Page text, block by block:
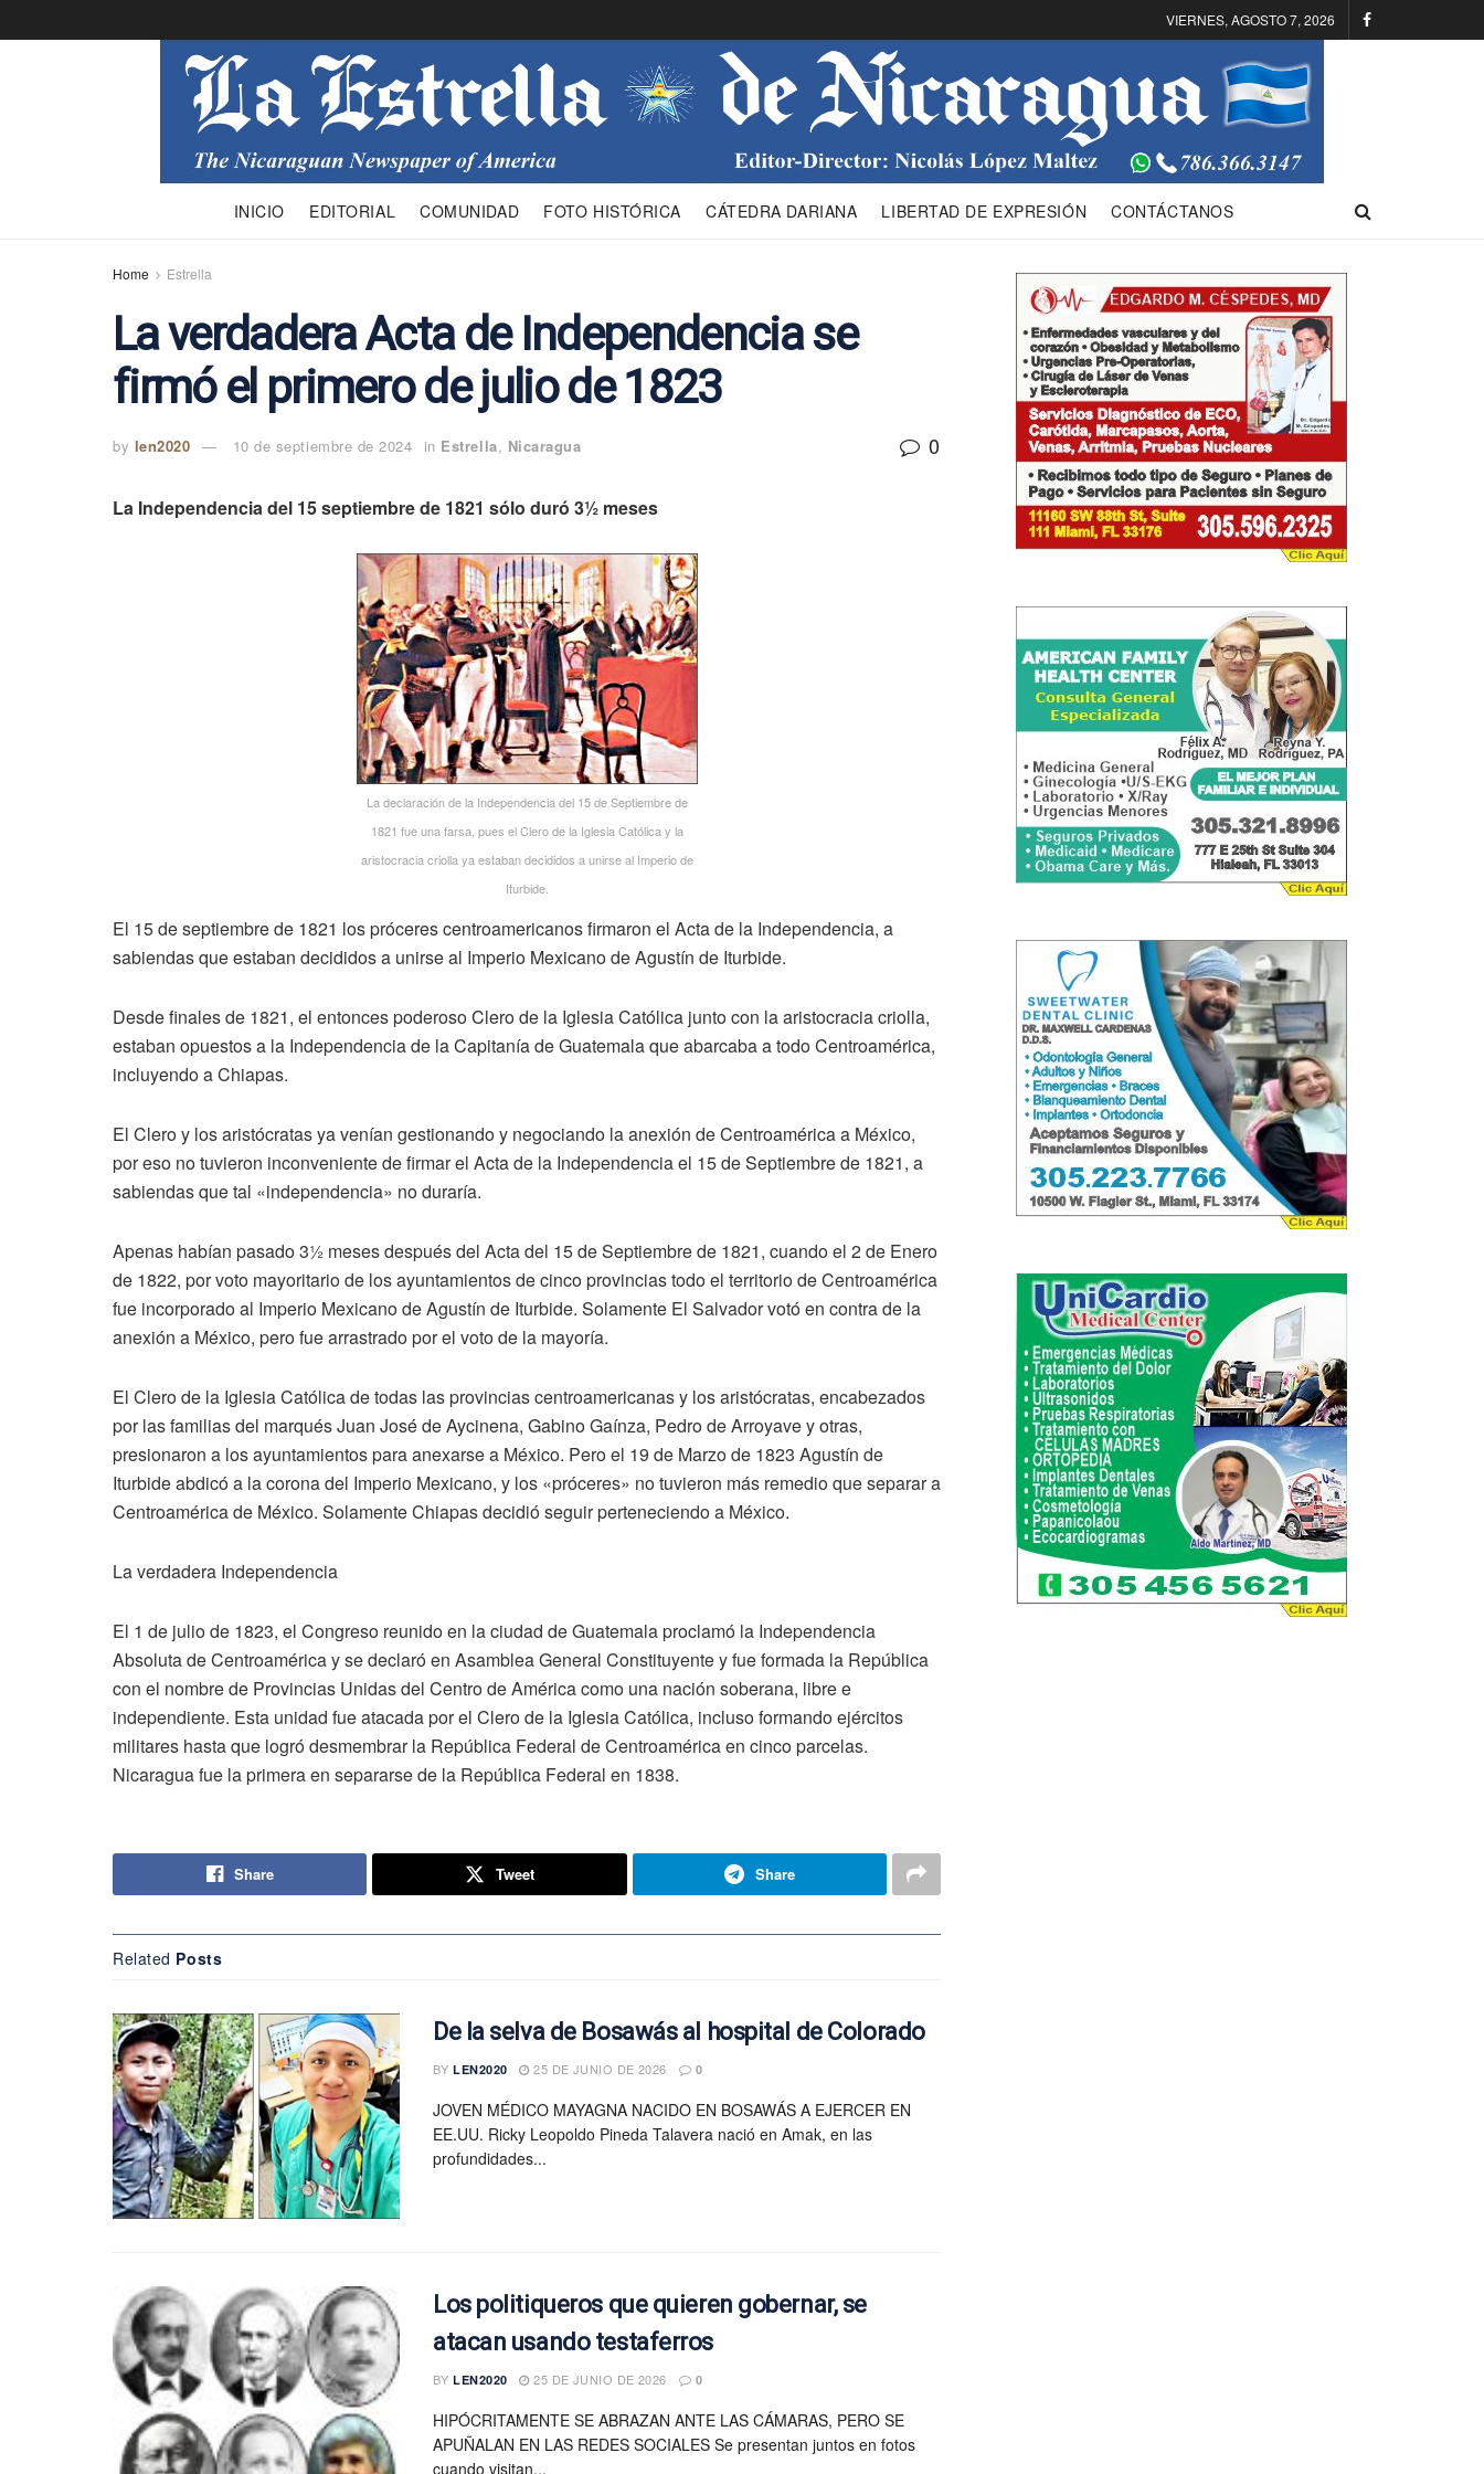
VIERNES, AGOSTO 7, 2026
INICIO EDITORIAL COMUNIDAD FOTO HISTÓRICA CÁTEDRA DARIANA LIBERTAD DE EXPRESIÓN CONTÁCTANOS
Home Estrella
La verdadera Acta de Independencia se
firmó el primero de julio de 1823
by len2020 10 de septiembre de 2024 in Estrella, Nicaragua 0
La Independencia del 15 septiembre de 1821 sólo duró 3½ meses
La declaración de la Independencia del 15 de Septiembre de
1821 fue una farsa, pues el Clero de la Iglesia Católica y la
aristocracia criolla ya estaban decididos a unirse al Imperio de
Iturbide.
El 15 de septiembre de 1821 los próceres centroamericanos firmaron el Acta de la Independencia, a
sabiendas que estaban decididos a unirse al Imperio Mexicano de Agustín de Iturbide.
Desde finales de 1821, el entonces poderoso Clero de la Iglesia Católica junto con la aristocracia criolla,
estaban opuestos a la Independencia de la Capitanía de Guatemala que abarcaba a todo Centroamérica,
incluyendo a Chiapas.
El Clero y los aristócratas ya venían gestionando y negociando la anexión de Centroamérica a México,
por eso no tuvieron inconveniente de firmar el Acta de la Independencia el 15 de Septiembre de 1821, a
sabiendas que tal «independencia» no duraría.
Apenas habían pasado 3½ meses después del Acta del 15 de Septiembre de 1821, cuando el 2 de Enero
de 1822, por voto mayoritario de los ayuntamientos de cinco provincias todo el territorio de Centroamérica
fue incorporado al Imperio Mexicano de Agustín de Iturbide. Solamente El Salvador votó en contra de la
anexión a México, pero fue arrastrado por el voto de la mayoría.
El Clero de la Iglesia Católica de todas las provincias centroamericanas y los aristócratas, encabezados
por las familias del marqués Juan José de Aycinena, Gabino Gaínza, Pedro de Arroyave y otras,
presionaron a los ayuntamientos para anexarse a México. Pero el 19 de Marzo de 1823 Agustín de
Iturbide abdicó a la corona del Imperio Mexicano, y los «próceres» no tuvieron más remedio que separar a
Centroamérica de México. Solamente Chiapas decidió seguir perteneciendo a México.
La verdadera Independencia
El 1 de julio de 1823, el Congreso reunido en la ciudad de Guatemala proclamó la Independencia
Absoluta de Centroamérica y se declaró en Asamblea General Constituyente y fue formada la República
con el nombre de Provincias Unidas del Centro de América como una nación soberana, libre e
independiente. Esta unidad fue atacada por el Clero de la Iglesia Católica, incluso formando ejércitos
militares hasta que logró desmembrar la República Federal de Centroamérica en cinco parcelas.
Nicaragua fue la primera en separarse de la República Federal en 1838.
Share Tweet Share
Related Posts
De la selva de Bosawás al hospital de Colorado
BY LEN2020 25 DE JUNIO DE 2026 0
JOVEN MÉDICO MAYAGNA NACIDO EN BOSAWÁS A EJERCER EN
EE.UU. Ricky Leopoldo Pineda Talavera nació en Amak, en las
profundidades...
Los politiqueros que quieren gobernar, se
atacan usando testaferros
BY LEN2020 25 DE JUNIO DE 2026 0
HIPÓCRITAMENTE SE ABRAZAN ANTE LAS CÁMARAS, PERO SE
APUÑALAN EN LAS REDES SOCIALES Se presentan juntos en fotos
cuando visitan...